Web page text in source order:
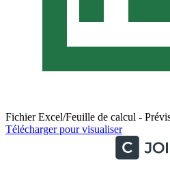
Fichier Excel/Feuille de calcul -
Télécharger pour visualiser